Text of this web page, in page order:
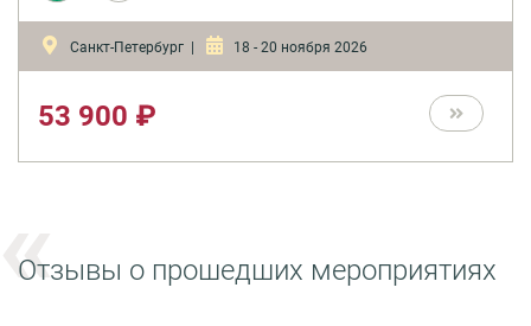
оформлению наградных документов в соответствии с
последними изменениями в законодательстве, порядку
Санкт-Петербург | 18 - 20 ноября 2026
53 900 ₽
Отзывы о прошедших мероприятиях